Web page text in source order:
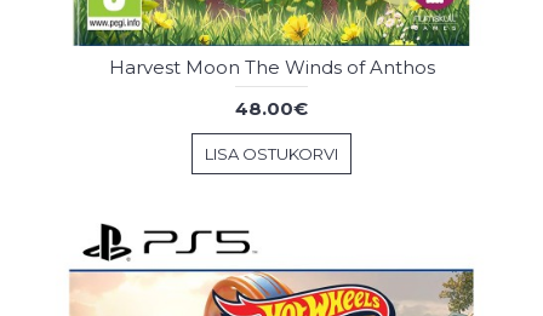
Harvest Moon The Winds of Anthos
48.00€
LISA OSTUKORVI